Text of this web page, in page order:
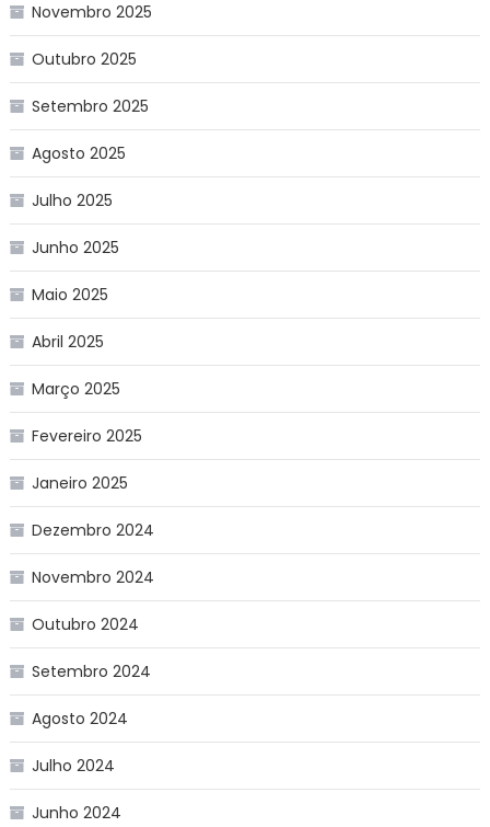
Novembro 2025
Outubro 2025
Setembro 2025
Agosto 2025
Julho 2025
Junho 2025
Maio 2025
Abril 2025
Março 2025
Fevereiro 2025
Janeiro 2025
Dezembro 2024
Novembro 2024
Outubro 2024
Setembro 2024
Agosto 2024
Julho 2024
Junho 2024